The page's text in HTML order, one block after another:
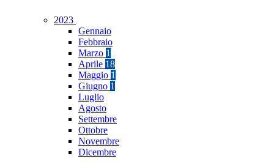
2023
Gennaio
Febbraio
Marzo 1
Aprile 18
Maggio 1
Giugno 1
Luglio
Agosto
Settembre
Ottobre
Novembre
Dicembre